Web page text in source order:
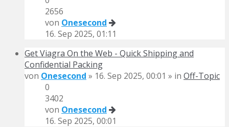
2656
von Onesecond
16. Sep 2025, 01:11
Get Viagra On the Web - Quick Shipping and
Confidential Packing
von Onesecond » 16. Sep 2025, 00:01 » in Off-Topic
0
3402
von Onesecond
16. Sep 2025, 00:01